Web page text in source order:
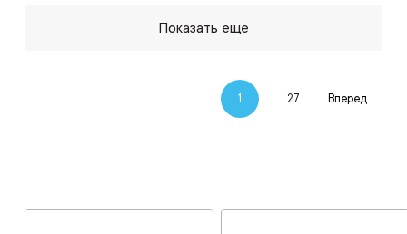
Показать еще
1 27 Вперед